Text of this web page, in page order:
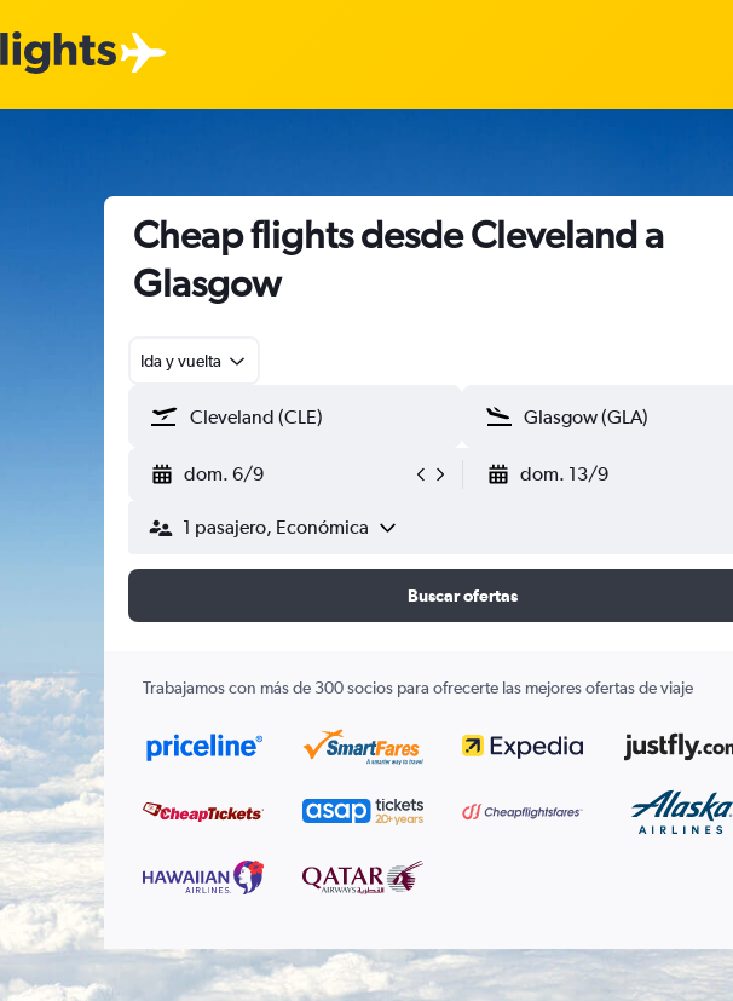
Cheap flights desde Cleveland a
Glasgow
Ida y vuelta
dom. 6/9 dom. 13/9
1 pasajero, Económica
Buscar ofertas
Trabajamos con más de 300 socios para ofrecerte las mejores ofertas de viaje